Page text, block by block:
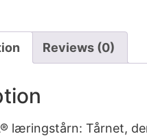
Reviews (0)
læringstårn: Tårnet,